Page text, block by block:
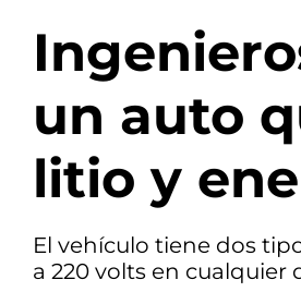
un auto
litio y
El vehículo tiene dos
a 220 volts en cualquier